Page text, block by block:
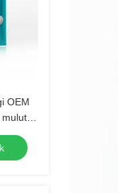
OEM
mulut